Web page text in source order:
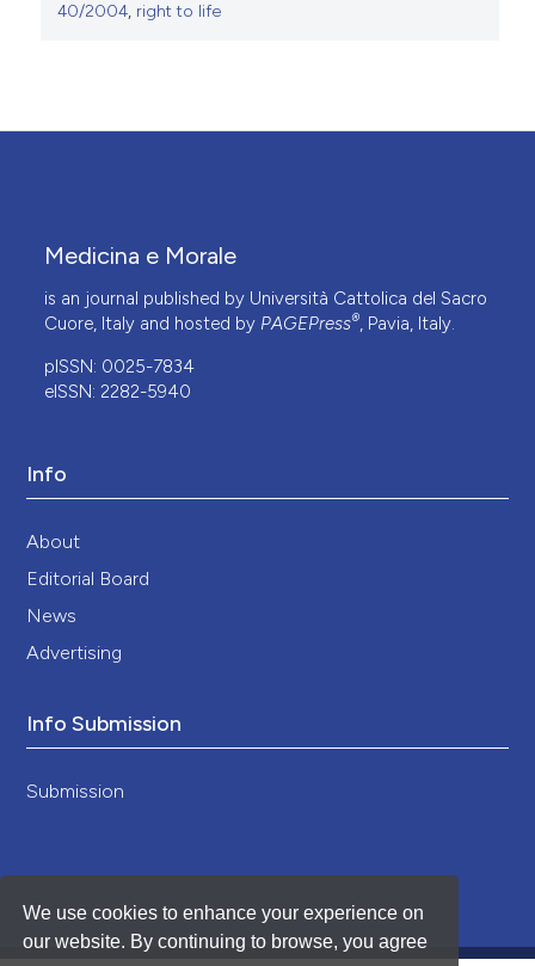
We use cookies to enhance your experience on
our website. By continuing to browse, you agree
40/2004, right to life
Medicina e Morale
is an journal published by Università Cattolica del Sacro
Cuore, Italy and hosted by PAGEPress®, Pavia, Italy.
pISSN: 0025-7834
eISSN: 2282-5940
Info
About
Editorial Board
News
Advertising
Info Submission
Submission